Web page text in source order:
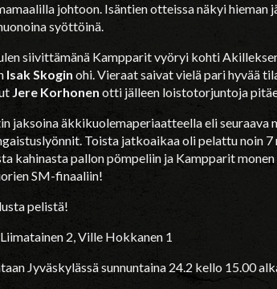
johtoon. Isäntien otteissa näkyi hieman
syöttöinä.
siivittämänä Kampparit vyöryi kohti
Isak Skogin ohi. Vieraat saivat vielä pari hyvää
Jere Korhonen otti jälleen loistotorjuntoja
jaksoina äkkikuolemaperiaatteella eli seuraava
Toista jatkoaikaa oli pelattu noin 7
kahinasta pallon pömpeliin ja Kampparit
SM-finaaliin!
pelistä!
2, Ville Hokkanen 1
Jyväskylässä sunnuntaina 24.2 kello 15.00